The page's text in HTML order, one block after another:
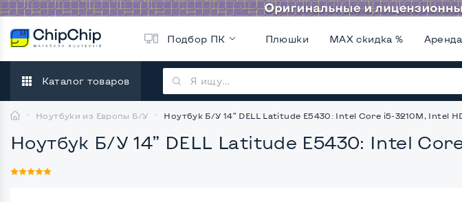
Подбор ПК Плюшки MAX скидка % Аренда
Каталог товаров
Ноутбуки из Европы Б/У Ноутбук Б/У 14” DELL Latitude E5430: Intel Core i5-3210M, Intel
Ноутбук Б/У 14” DELL Latitude E5430: Intel